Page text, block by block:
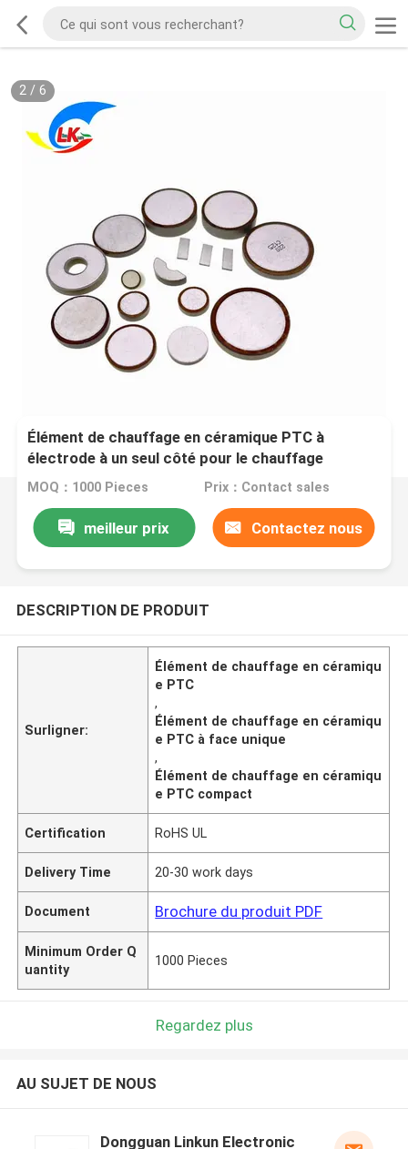
2/ 6
Élément de chauffage en céramique PTC à
électrode à un seul côté pour le chauffage
compact
MOQ：1000 Pieces Prix：Contact sales
meilleur prix Contactez nous
DESCRIPTION DE PRODUIT
Surligner:
Élément de chauffage en céramiqu
e PTC
,
Élément de chauffage en céramiqu
e PTC à face unique
,
Élément de chauffage en céramiqu
e PTC compact
Certification RoHS UL
Delivery Time 20-30 work days
Document Brochure du produit PDF
Minimum Order Q
uantity
1000 Pieces
Regardez plus
AU SUJET DE NOUS
Dongguan Linkun Electronic